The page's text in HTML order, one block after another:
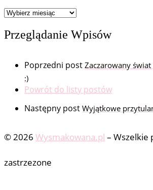
Archiwa
Przeglądanie Wpisów
Poprzedni post Zaczarowany
:)
Powrót do listy postów
Następny post Wyjątkowe
© 2026 Wysmakowana.pl – Wszelkie
zastrzezone